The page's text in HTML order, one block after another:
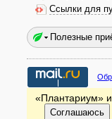
Ссылки для
Полезные
«Плантариум»
Соглашаюсь